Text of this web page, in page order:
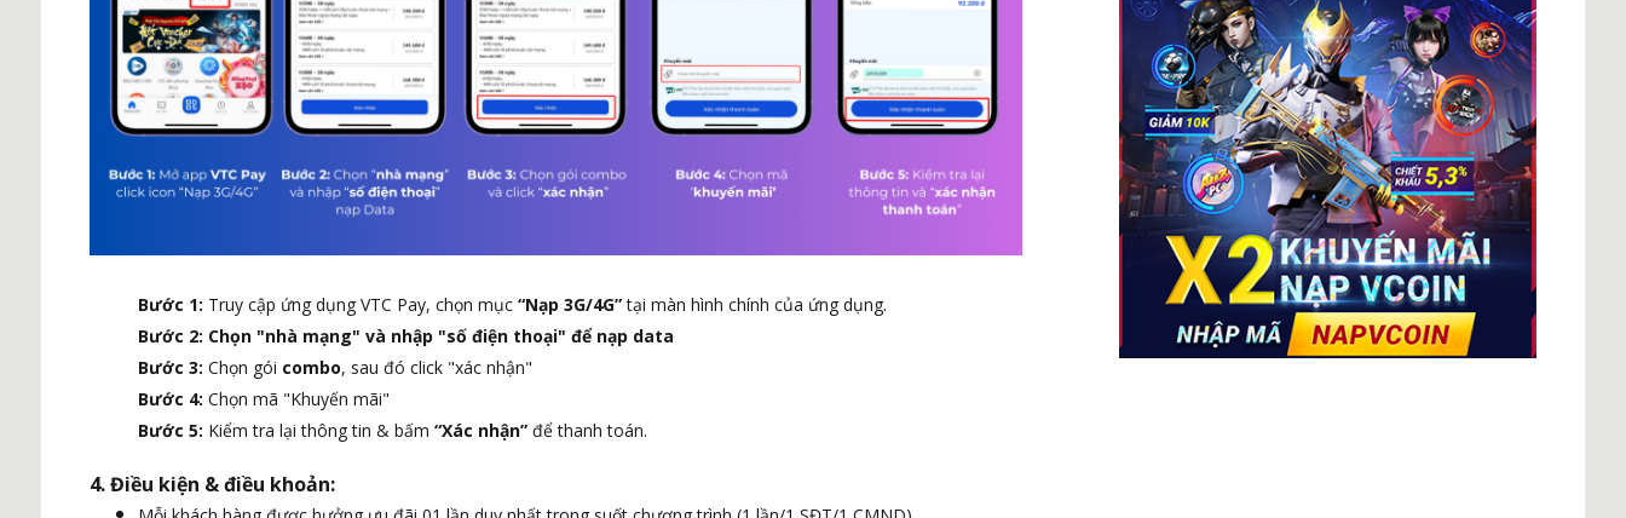
Bước 1: Truy cập ứng dụng VTC Pay, chọn mục“Nạp 3G/4G”tại màn hình chính của ứng dụng.
Bước 2: Chọn "nhà mạng" và nhập "số điện thoại" để nạp data
Bước 3: Chọn gói combo, sau đó click "xác nhận"
Bước 4: Chọn mã "Khuyến mãi"
Bước 5: Kiểm tra lại thông tin & bấm “Xác nhận”để thanh toán.
4. Điều kiện & điều khoản: